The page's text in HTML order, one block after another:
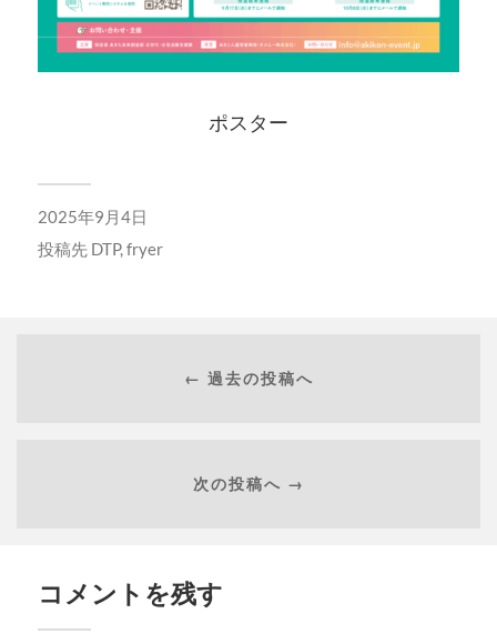
ポスター
2025年9月4日
投稿先 DTP,fryer
← 過去の投稿へ
次の投稿へ →
コメントを残す